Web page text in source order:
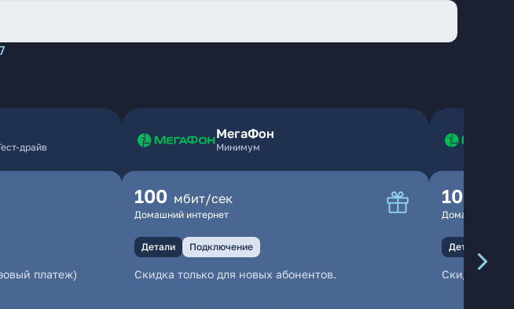
драйв
платеж)
МегаФон
Минимум
100 мбит/сек
Домашний интернет
Детали Подключение
Скидка только для новых абонентов.
100
Домашний
Детали
Скидка